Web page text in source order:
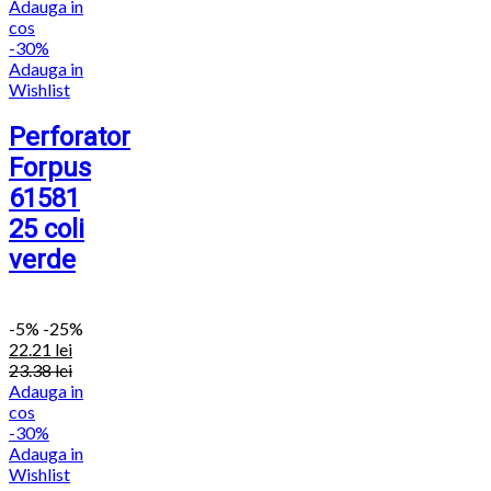
Adauga in
cos
-30%
Adauga in
Wishlist
Perforator
Forpus
61581
25 coli
verde
-5% -25%
22.21 lei
23.38lei
Adauga in
cos
-30%
Adauga in
Wishlist